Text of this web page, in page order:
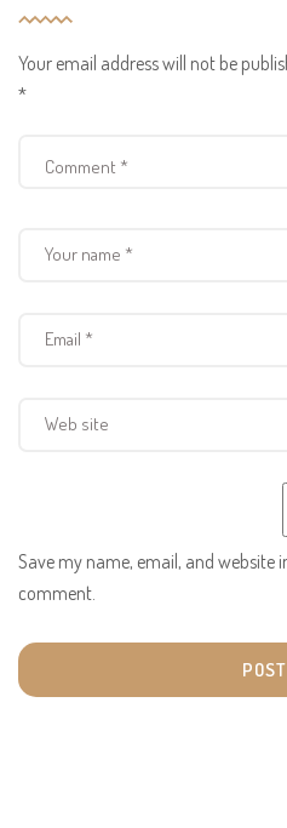
Your email address will not be
*
Save my name, email, and website
comment.